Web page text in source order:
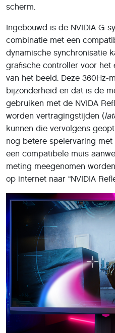
scherm.
Ingebouwd is de NVIDIA G-
combinatie met een
dynamische synchronisatie
grafische controller voor het
van het beeld. Deze 360Hz-
bijzonderheid en dat is de
gebruiken met de NVIDA
worden vertragingstijden (
kunnen die vervolgens
nog betere spelervaring
een compatibele muis
meting meegenomen
op internet naar “NVIDIA